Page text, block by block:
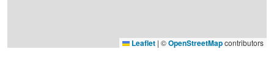
Leaflet | ©OpenStreetMapcontributors